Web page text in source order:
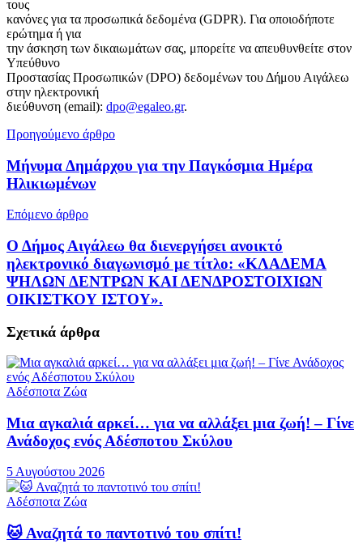
τους
κανόνες για τα προσωπικά δεδομένα (GDPR). Για οποιοδήποτε
ερώτημα ή για
την άσκηση των δικαιωμάτων σας, μπορείτε να απευθυνθείτε στον
Υπεύθυνο
Προστασίας Προσωπικών (DPO) δεδομένων του Δήμου Αιγάλεω
στην ηλεκτρονική
διεύθυνση (email): dpo@egaleo.gr.
Προηγούμενο άρθρο
Μήνυμα Δημάρχου για την Παγκόσμια Ημέρα
Ηλικιωμένων
Επόμενο άρθρο
Ο Δήμος Αιγάλεω θα διενεργήσει ανοικτό
ηλεκτρονικό διαγωνισμό με τίτλο: «ΚΛΑΔΕΜΑ
ΨΗΛΩΝ ΔΕΝΤΡΩΝ ΚΑΙ ΔΕΝΔΡΟΣΤΟΙΧΙΩΝ
ΟΙΚΙΣΤΚΟΥ ΙΣΤΟΥ».
Σχετικά άρθρα
Αδέσποτα Ζώα
Μια αγκαλιά αρκεί… για να αλλάξει μια ζωή! – Γίνε
Ανάδοχος ενός Αδέσποτου Σκύλου
5 Αυγούστου 2026
Αδέσποτα Ζώα
🐱 Αναζητά το παντοτινό του σπίτι!